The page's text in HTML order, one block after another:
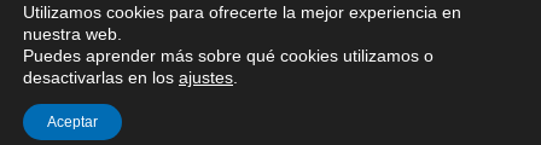
Visita Virtual
Instituto Calasancio
©2021 Colegio RR Calasancias Sevilla.
Utilizamos cookies para ofrecerte la mejor experiencia en
nuestra web.
Puedes aprender más sobre qué cookies utilizamos o
desactivarlas en los ajustes
Aceptar